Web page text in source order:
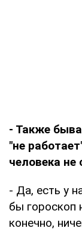
- Также
"не
человека не
- Да, есть у
бы гороскоп
конечно,